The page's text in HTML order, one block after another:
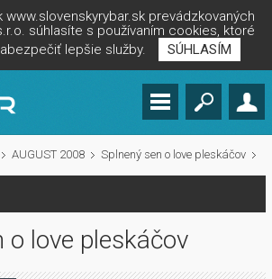
www.slovenskyrybar.sk prevádzkovaných
súhlasíte s používaním cookies, ktoré
lepšie služby.
SÚHLASÍM
AUGUST 2008 Splnený sen o love pleskáčov
o love pleskáčov